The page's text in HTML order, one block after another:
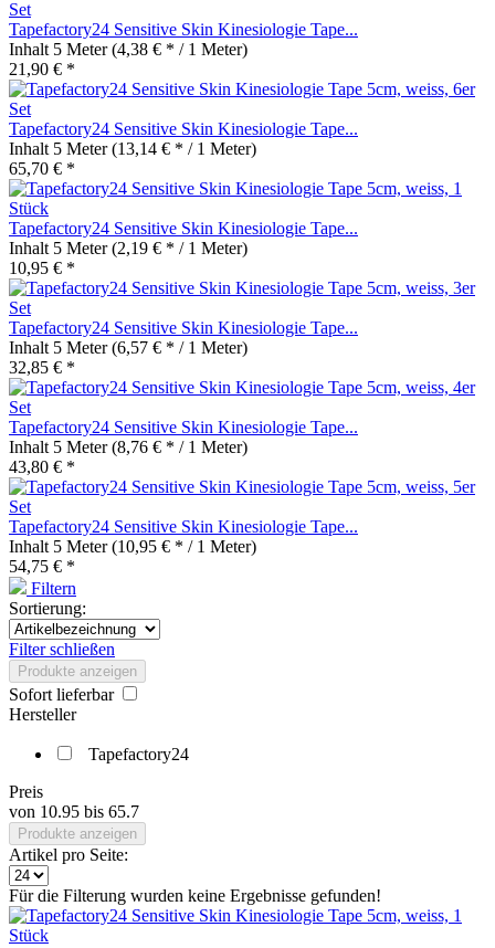
Tapefactory24 Sensitive Skin Kinesiologie Tape...
Inhalt 5 Meter(4,38 € * / 1 Meter)
21,90 € *
Tapefactory24 Sensitive Skin Kinesiologie Tape...
Inhalt 5 Meter(13,14 € * / 1 Meter)
65,70 € *
Tapefactory24 Sensitive Skin Kinesiologie Tape...
Inhalt 5 Meter(2,19 € * / 1 Meter)
10,95 € *
Tapefactory24 Sensitive Skin Kinesiologie Tape...
Inhalt 5 Meter(6,57 € * / 1 Meter)
32,85 € *
Tapefactory24 Sensitive Skin Kinesiologie Tape...
Inhalt 5 Meter(8,76 € * / 1 Meter)
43,80 € *
Tapefactory24 Sensitive Skin Kinesiologie Tape...
Inhalt 5 Meter(10,95 € * / 1 Meter)
54,75 € *
Filtern
Sortierung:
Filter schließen
Produkte anzeigen
Sofort lieferbar
Hersteller
Tapefactory24
Preis
von 10.95 bis 65.7
Produkte anzeigen
Artikel pro Seite:
Für die Filterung wurden keine Ergebnisse gefunden!